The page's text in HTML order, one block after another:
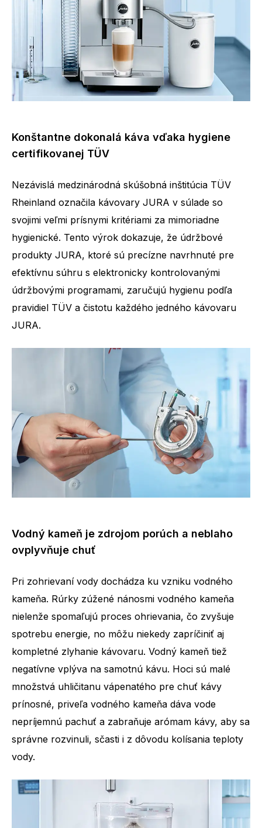
Konštantne dokonalá káva vďaka hygiene
certifikovanej TÜV
Nezávislá medzinárodná skúšobná inštitúcia TÜV
Rheinland označila kávovary JURA v súlade so
svojimi veľmi prísnymi kritériami za mimoriadne
hygienické. Tento výrok dokazuje, že údržbové
produkty JURA, ktoré sú precízne navrhnuté pre
efektívnu súhru s elektronicky kontrolovanými
údržbovými programami, zaručujú hygienu podľa
pravidiel TÜV a čistotu každého jedného kávovaru
JURA.
Vodný kameň je zdrojom porúch a neblaho
ovplyvňuje chuť
Pri zohrievaní vody dochádza ku vzniku vodného
kameňa. Rúrky zúžené nánosmi vodného kameňa
nielenže spomaľujú proces ohrievania, čo zvyšuje
spotrebu energie, no môžu niekedy zapríčiniť aj
kompletné zlyhanie kávovaru. Vodný kameň tiež
negatívne vplýva na samotnú kávu. Hoci sú malé
množstvá uhličitanu vápenatého pre chuť kávy
prínosné, priveľa vodného kameňa dáva vode
nepríjemnú pachuť a zabraňuje arómam kávy, aby sa
správne rozvinuli, sčasti i z dôvodu kolísania teploty
vody.